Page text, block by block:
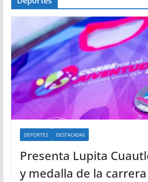
DEPORTES DESTACADAS
Presenta Lupita
y medalla de la